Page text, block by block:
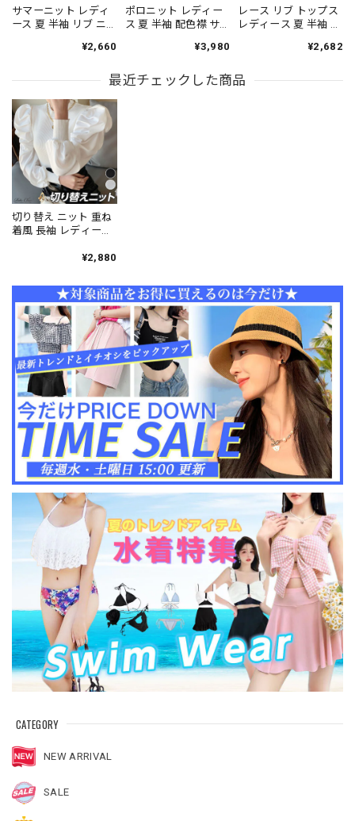
CATEGORY
NEW ARRIVAL
SALE
サマーニット レディ
ース 夏 半袖 リブ ニ
ネック ゆったり 体型
無地 きれいめ 韓国 大
ジュアル 通勤 通学 着
回し プルオーバー
[LS-CGT136]
¥2,660
ポロニット レディー
ス 夏 半袖 配色襟 サ
ロシャツ フロントボ
ー風 きれいめ 韓国 プ
¥3,980
レース リブ トップス
レディース 夏 半袖 ヘ
レイヤード風 ドッキ
タイト 細身 細見え 着
¥2,682
最近チェックした商品
切り替え ニット 重ね
着風 長袖 レディース
ト きれいめ 大人 かわ
しゃれ 上品 清楚 トッ
プス カジュアル 無地
大人可愛い 大人女子
[LW-CDT009]
¥2,880